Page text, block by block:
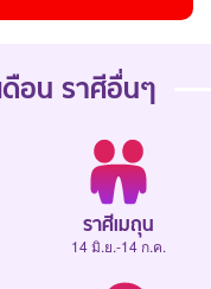
ดือน ราศีอื่นๆ
ราศีเมถุน
14 มิ.ย.-14 ก.ค.